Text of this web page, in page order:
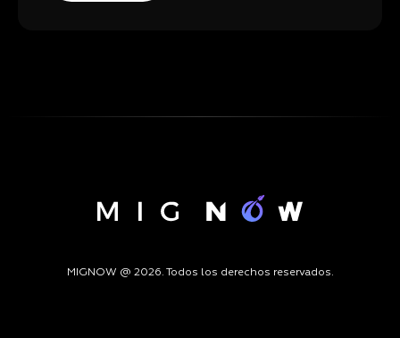
MIGNOW @ 2026. Todos los derechos reservados.